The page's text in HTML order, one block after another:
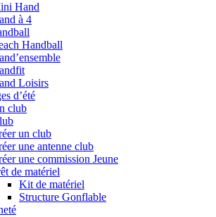
Hand
à 4
Handball
Loisirs
d’été
club
un club
une antenne club
une commission Jeune
de matériel
Kit de matériel
Structure Gonflable